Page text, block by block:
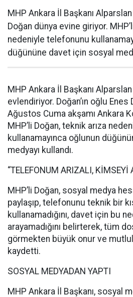
MHP Ankara İl Başkanı Alparslan
Doğan dünya evine giriyor.
nedeniyle telefonunu
düğününe davet için sosyal
MHP Ankara İl Başkanı
evlendiriyor. Doğan’ın oğlu Enes
Ağustos Cuma akşamı Ankara
MHP’li Doğan, teknik arıza
kullanamayınca oğlunun
medyayı kullandı.
“TELEFONUM ARIZALI, KİMSEYİ
MHP’li Doğan, sosyal medya
paylaşıp, telefonunu teknik bir
kullanamadığını, davet için bu
arayamadığını belirterek, tüm
görmekten büyük onur ve
kaydetti.
SOSYAL MEDYADAN YAPTI
MHP Ankara İl Başkanı, sosyal